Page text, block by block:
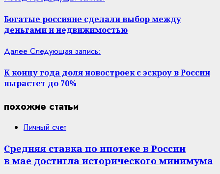
Богатые россияне сделали выбор между
деньгами и недвижимостью
Далее Следующая запись:
К концу года доля новостроек с эскроу в России
вырастет до 70%
похожие статьи
Личный счет
Средняя ставка по ипотеке в России
в мае достигла исторического минимума